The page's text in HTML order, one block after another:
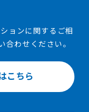
ョンに関するご相
合わせください。
こちら